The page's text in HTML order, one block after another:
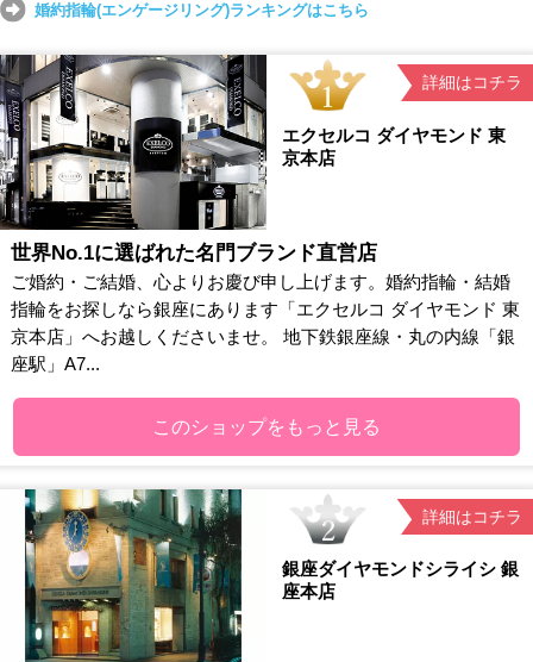
婚約指輪(エンゲージリング)ランキングはこちら
詳細はコチラ
エクセルコ ダイヤモンド 東
京本店
世界No.1に選ばれた名門ブランド直営店
ご婚約・ご結婚、心よりお慶び申し上げます。婚約指輪・結婚
指輪をお探しなら銀座にあります「エクセルコ ダイヤモンド 東
京本店」へお越しくださいませ。 地下鉄銀座線・丸の内線「銀
座駅」A7...
このショップをもっと見る
詳細はコチラ
銀座ダイヤモンドシライシ 銀
座本店